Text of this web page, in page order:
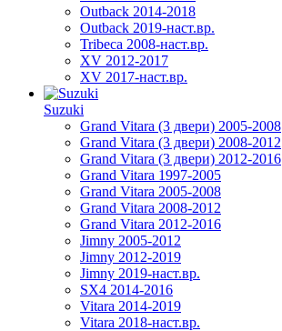
Outback 2014-2018
Outback 2019-наст.вр.
Tribeca 2008-наст.вр.
XV 2012-2017
XV 2017-наст.вр.
Suzuki
Grand Vitara (3 двери) 2005-2008
Grand Vitara (3 двери) 2008-2012
Grand Vitara (3 двери) 2012-2016
Grand Vitara 1997-2005
Grand Vitara 2005-2008
Grand Vitara 2008-2012
Grand Vitara 2012-2016
Jimny 2005-2012
Jimny 2012-2019
Jimny 2019-наст.вр.
SX4 2014-2016
Vitara 2014-2019
Vitara 2018-наст.вр.